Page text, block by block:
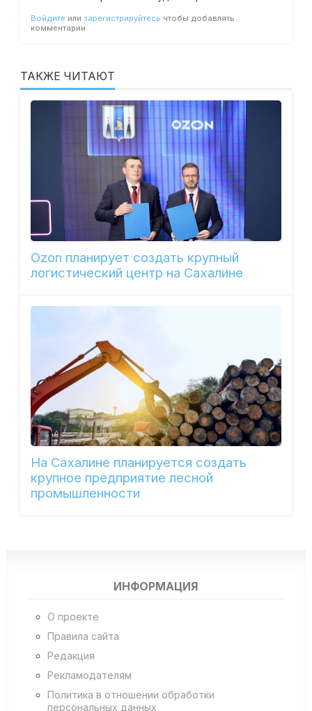
Войдите или зарегистрируйтесь чтобы добавлять
комментарии
ТАКЖЕ ЧИТАЮТ
Ozon планирует создать крупный
логистический центр на Сахалине
На Сахалине планируется создать
крупное предприятие лесной
промышленности
ИНФОРМАЦИЯ
О проекте
Правила сайта
Редакция
Рекламодателям
Политика в отношении обработки
персональных данных